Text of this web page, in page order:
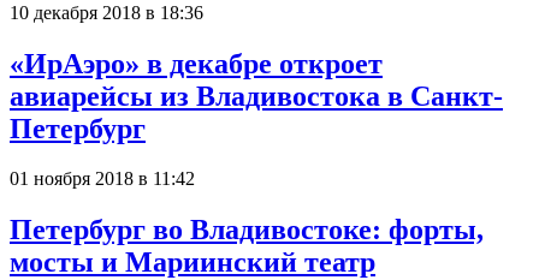
10 декабря 2018 в 18:36
«ИрАэро» в декабре откроет
авиарейсы из Владивостока в Санкт-
Петербург
01 ноября 2018 в 11:42
Петербург во Владивостоке: форты,
мосты и Мариинский театр